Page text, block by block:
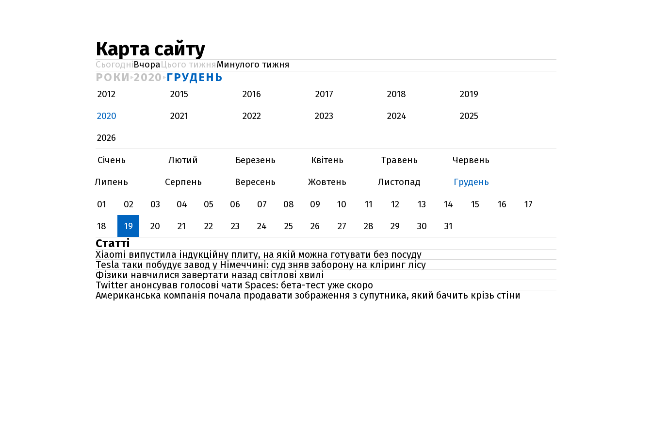
Карта сайту
СьогодніВчораЦього тижняМинулого тижня
РОКИ 2020 ГРУДЕНЬ
2012 2015 2016 2017 2018
2019
2020
2021 2022 2023 2024
2025
2026
Січень
Лютий Березень Квітень Травень
Червень
Липень
Серпень Вересень Жовтень Листопад
Грудень
01
02 03 04 05 06 07 08 09 10 11 12 13 14 15 16
17
18
19 20 21 22 23 24 25 26 27 28 29 30 31
Статті
Xiaomi випустила індукційну плиту, на якій можна готувати без посуду
Tesla таки побудує завод у Німеччині: суд зняв заборону на кліринг лісу
Фізики навчилися завертати назад світлові хвилі
Twitter анонсував голосові чати Spaces: бета-тест уже скоро
Американська компанія почала продавати зображення з супутника, який бачить крізь стіни